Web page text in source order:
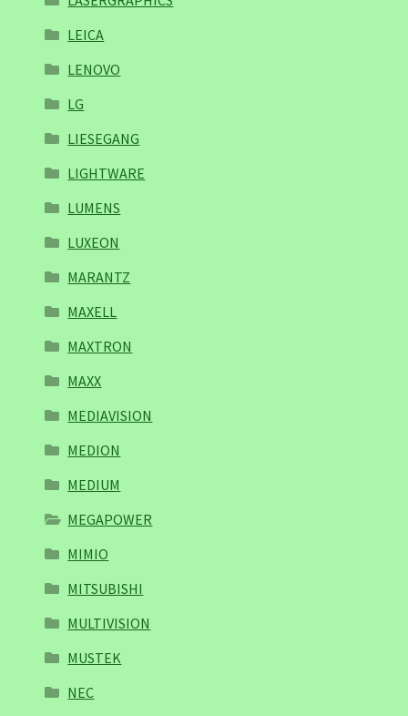
LEICA
LENOVO
LG
LIESEGANG
LIGHTWARE
LUMENS
LUXEON
MARANTZ
MAXELL
MAXTRON
MAXX
MEDIAVISION
MEDION
MEDIUM
MEGAPOWER
MIMIO
MITSUBISHI
MULTIVISION
MUSTEK
NEC